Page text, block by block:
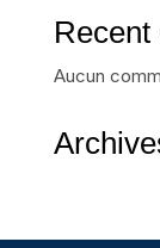
Aucun